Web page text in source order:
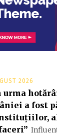
2026
urma
a fost